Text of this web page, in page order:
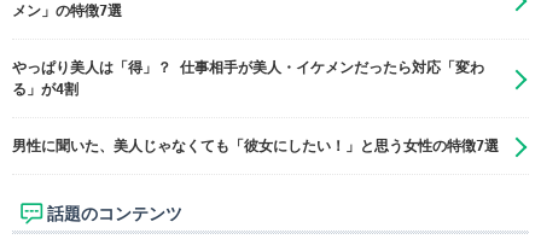
メン」の特徴7選
やっぱり美人は「得」？ 仕事相手が美人・イケメンだったら対応「変わ
る」が4割
男性に聞いた、美人じゃなくても「彼女にしたい！」と思う女性の特徴7選
話題のコンテンツ